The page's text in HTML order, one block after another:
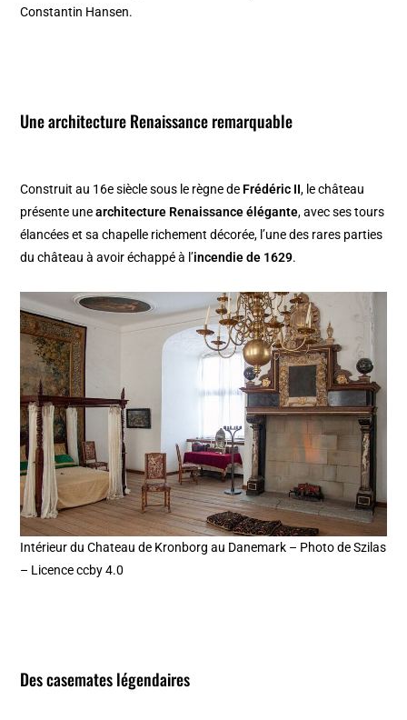
Constantin Hansen.
Une architecture Renaissance remarquable
Construit au 16e siècle sous le règne de Frédéric II, le château
présente unearchitecture Renaissance élégante, avec ses tours
élancées et sa chapelle richement décorée, l’une des rares parties
du château à avoir échappé à l’incendie de 1629.
Intérieur du Chateau de Kronborg au Danemark – Photo de Szilas
– Licence ccby 4.0
Des casemates légendaires